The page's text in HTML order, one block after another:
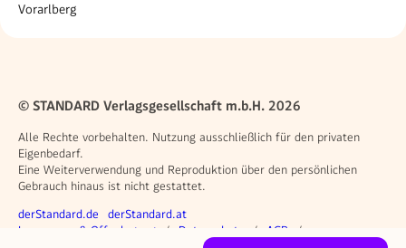
Vorarlberg
© STANDARD Verlagsgesellschaft m.b.H. 2026
Alle Rechte vorbehalten. Nutzung ausschließlich für den privaten
Eigenbedarf.
Eine Weiterverwendung und Reproduktion über den persönlichen
Gebrauch hinaus ist nicht gestattet.
Weitere Angebote
derStandard.de derStandard.at
Rechtliches
Impressum & Offenlegung Datenschutz
AGB